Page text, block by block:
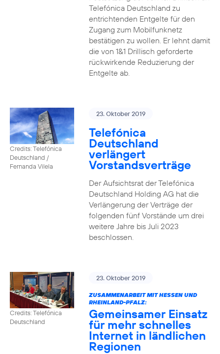
Telefónica Deutschland zu
entrichtenden Entgelte für den
Zugang zum Mobilfunknetz
bestätigen zu wollen. Er lehnt damit
die von 1&1 Drillisch geforderte
rückwirkende Reduzierung der
Entgelte ab.
Credits: Telefónica
Deutschland /
Fernanda Vilela
23. Oktober 2019
Telefónica
Deutschland
verlängert
Vorstandsverträge
Der Aufsichtsrat der Telefónica
Deutschland Holding AG hat die
Verlängerung der Verträge der
folgenden fünf Vorstände um drei
weitere Jahre bis Juli 2023
beschlossen.
Credits: Telefónica
Deutschland
23. Oktober 2019
ZUSAMMENARBEIT MIT HESSEN UND
RHEINLAND-PFALZ:
Gemeinsamer Einsatz
für mehr schnelles
Internet in ländlichen
Regionen